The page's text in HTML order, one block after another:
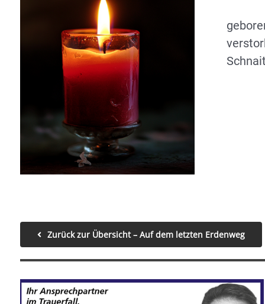
Zurück zur Übersicht – Auf dem letzten Erdenweg